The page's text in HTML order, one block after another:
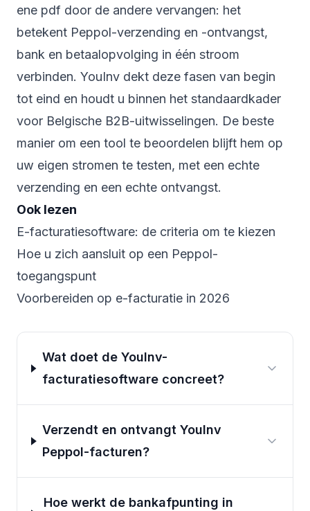
ene pdf door de andere vervangen: het
betekent Peppol-verzending en -ontvangst,
bank en betaalopvolging in één stroom
verbinden. YouInv dekt deze fasen van begin
tot eind en houdt u binnen het standaardkader
voor Belgische B2B-uitwisselingen. De beste
manier om een tool te beoordelen blijft hem op
uw eigen stromen te testen, met een echte
verzending en een echte ontvangst.
Ook lezen
E-facturatiesoftware: de criteria om te kiezen
Hoe u zich aansluit op een Peppol-
toegangspunt
Voorbereiden op e-facturatie in 2026
Wat doet de YouInv-
facturatiesoftware concreet?
Verzendt en ontvangt YouInv
Peppol-facturen?
Hoe werkt de bankafpunting in